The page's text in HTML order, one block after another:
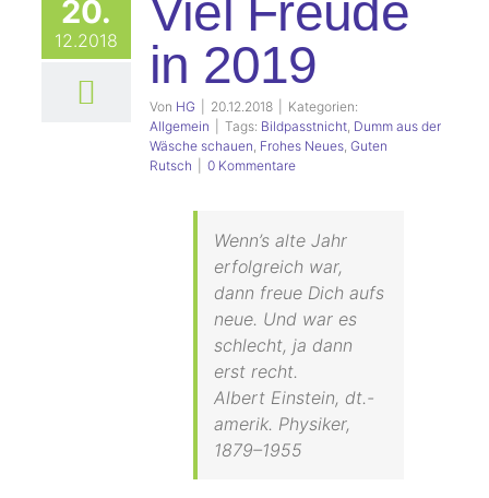
20.
12.2018
Viel Freude
in 2019
Von HG 20.12.2018
Kategorien:
Allgemein
Tags: Bildpasstnicht, Dumm aus der
Wäsche schauen, Frohes Neues, Guten
Rutsch
0 Kommentare
Wenn’s alte Jahr
erfolgreich war,
dann freue Dich aufs
neue. Und war es
schlecht, ja dann
erst recht.
Albert Einstein, dt.-
amerik. Physiker,
1879–1955